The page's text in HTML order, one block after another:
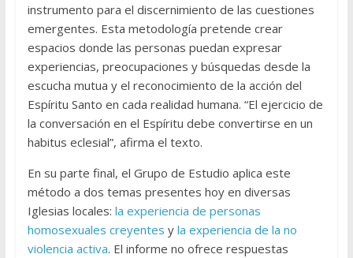
instrumento para el discernimiento de las cuestiones
emergentes. Esta metodología pretende crear
espacios donde las personas puedan expresar
experiencias, preocupaciones y búsquedas desde la
escucha mutua y el reconocimiento de la acción del
Espíritu Santo en cada realidad humana. “El ejercicio de
la conversación en el Espíritu debe convertirse en un
habitus eclesial”, afirma el texto.
En su parte final, el Grupo de Estudio aplica este
método a dos temas presentes hoy en diversas
Iglesias locales: la experiencia de personas
homosexuales creyentes y la experiencia de la no
violencia activa. El informe no ofrece respuestas